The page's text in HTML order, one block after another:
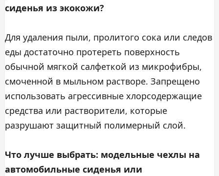
сиденья из экокожи?
Для удаления пыли, пролитого сока или следов
еды достаточно протереть поверхность
обычной мягкой салфеткой из микрофибры,
смоченной в мыльном растворе. Запрещено
использовать агрессивные хлорсодержащие
средства или растворители, которые
разрушают защитный полимерный слой.
Что лучше выбрать: модельные чехлы на
автомобильные сиденья или